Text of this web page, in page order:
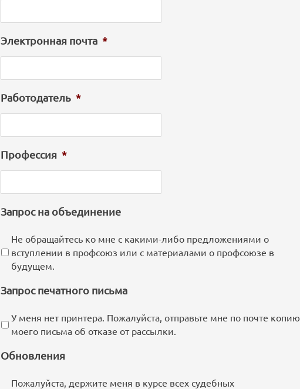
Электронная почта *
Работодатель *
Профессия *
Запрос на объединение
Не обращайтесь ко мне с какими-либо предложениями о
вступлении в профсоюз или с материалами о профсоюзе в
будущем.
Запрос печатного письма
У меня нет принтера. Пожалуйста, отправьте мне по почте копию
моего письма об отказе от рассылки.
Обновления
Пожалуйста, держите меня в курсе всех судебных